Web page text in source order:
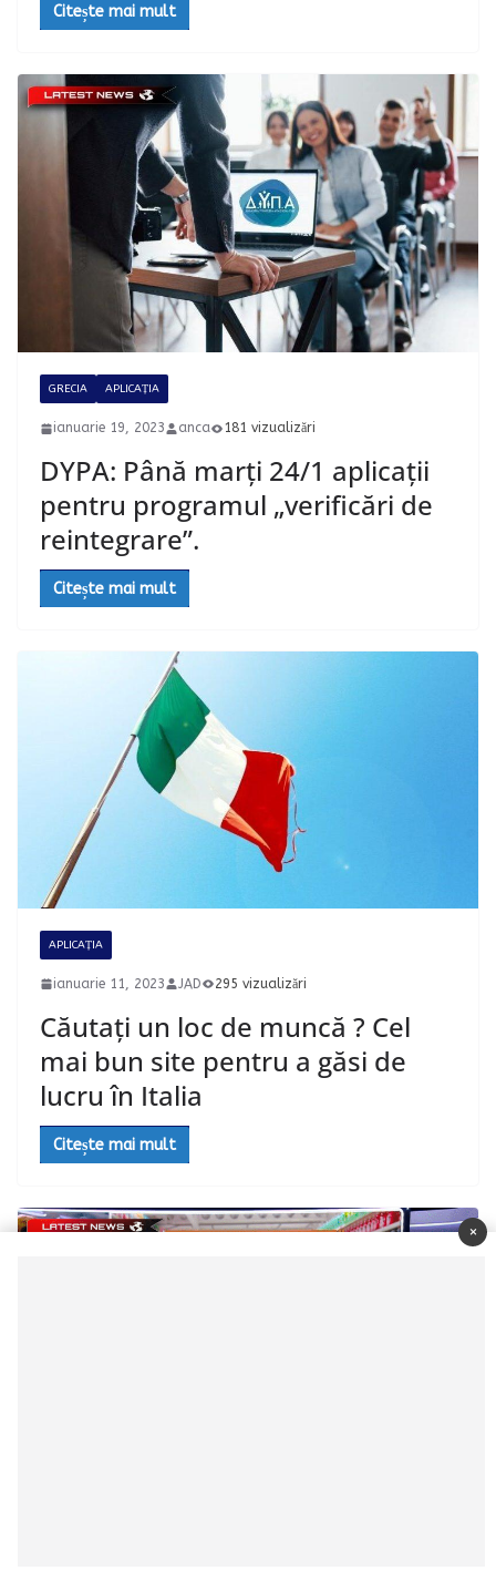
Citește mai mult
GRECIA APLICAȚIA
ianuarie 19, 2023 anca 181 vizualizări
DYPA: Până marți 24/1 aplicații
pentru programul „verificări de
reintegrare”.
Citește mai mult
APLICAȚIA
ianuarie 11, 2023 JAD 295 vizualizări
Căutați un loc de muncă ? Cel
mai bun site pentru a găsi de
lucru în Italia
Citește mai mult
×